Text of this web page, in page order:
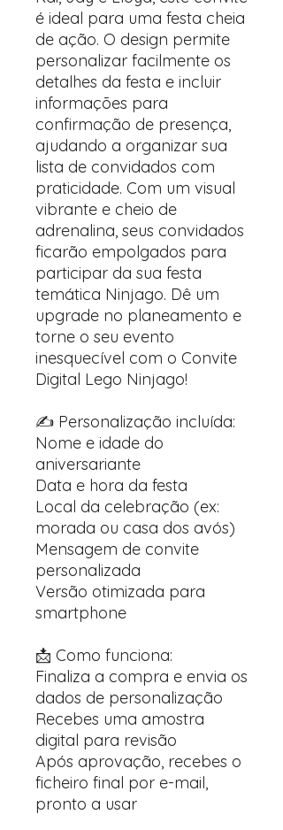
é ideal para uma festa cheia
de ação. O design permite
personalizar facilmente os
detalhes da festa e incluir
informações para
confirmação de presença,
ajudando a organizar sua
lista de convidados com
praticidade. Com um visual
vibrante e cheio de
adrenalina, seus convidados
ficarão empolgados para
participar da sua festa
temática Ninjago. Dê um
upgrade no planeamento e
torne o seu evento
inesquecível com o Convite
Digital Lego Ninjago!
✍️ Personalização incluída:
Nome e idade do
aniversariante
Data e hora da festa
Local da celebração (ex:
morada ou casa dos avós)
Mensagem de convite
personalizada
Versão otimizada para
smartphone
📩 Como funciona:
Finaliza a compra e envia os
dados de personalização
Recebes uma amostra
digital para revisão
Após aprovação, recebes o
ficheiro final por e-mail,
pronto a usar